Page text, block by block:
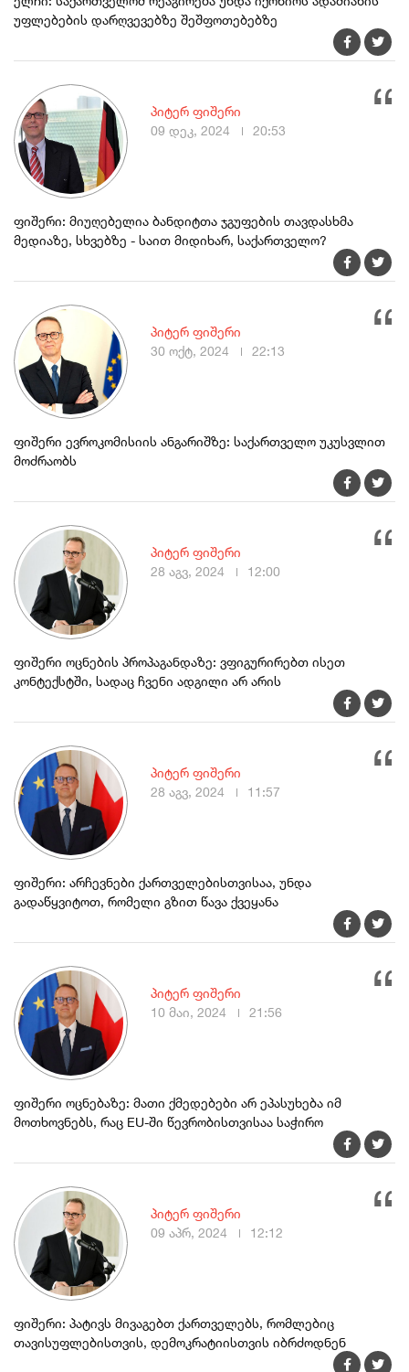
უფლებების დარღვევებზე შეშფოთებებზე
ფიშერი: მიუღებელია ბანდიტთა ჯგუფების თავდასხმა
მედიაზე, სხვებზე - საით მიდიხარ, საქართველო?
პიტერ ფიშერი
09 დეკ, 2024
20:53
ფიშერი ევროკომისიის ანგარიშზე: საქართველო უკუსვლით
მოძრაობს
პიტერ ფიშერი
30 ოქტ, 2024
22:13
ფიშერი ოცნების პროპაგანდაზე: ვფიგურირებთ ისეთ
კონტექსტში, სადაც ჩვენი ადგილი არ არის
პიტერ ფიშერი
28 აგვ, 2024
12:00
ფიშერი: არჩევნები ქართველებისთვისაა, უნდა
გადაწყვიტოთ, რომელი გზით წავა ქვეყანა
პიტერ ფიშერი
28 აგვ, 2024
11:57
ფიშერი ოცნებაზე: მათი ქმედებები არ ეპასუხება იმ
მოთხოვნებს, რაც EU-ში წევრობისთვისაა საჭირო
პიტერ ფიშერი
10 მაი, 2024
21:56
ფიშერი: პატივს მივაგებთ ქართველებს, რომლებიც
თავისუფლებისთვის, დემოკრატიისთვის იბრძოდნენ
პიტერ ფიშერი
09 აპრ, 2024
12:12